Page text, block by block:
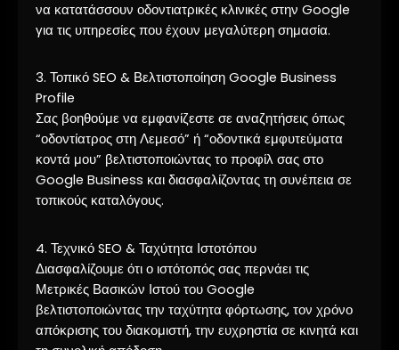
να κατατάσσουν οδοντιατρικές κλινικές στην Google
για τις υπηρεσίες που έχουν μεγαλύτερη σημασία.
3. Τοπικό SEO & Βελτιστοποίηση Google Business
Profile
Σας βοηθούμε να εμφανίζεστε σε αναζητήσεις όπως
“οδοντίατρος στη Λεμεσό” ή “οδοντικά εμφυτεύματα
κοντά μου” βελτιστοποιώντας το προφίλ σας στο
Google Business και διασφαλίζοντας τη συνέπεια σε
τοπικούς καταλόγους.
4. Τεχνικό SEO & Ταχύτητα Ιστοτόπου
Διασφαλίζουμε ότι ο ιστότοπός σας περνάει τις
Μετρικές Βασικών Ιστού του Google
βελτιστοποιώντας την ταχύτητα φόρτωσης, τον χρόνο
απόκρισης του διακομιστή, την ευχρηστία σε κινητά και